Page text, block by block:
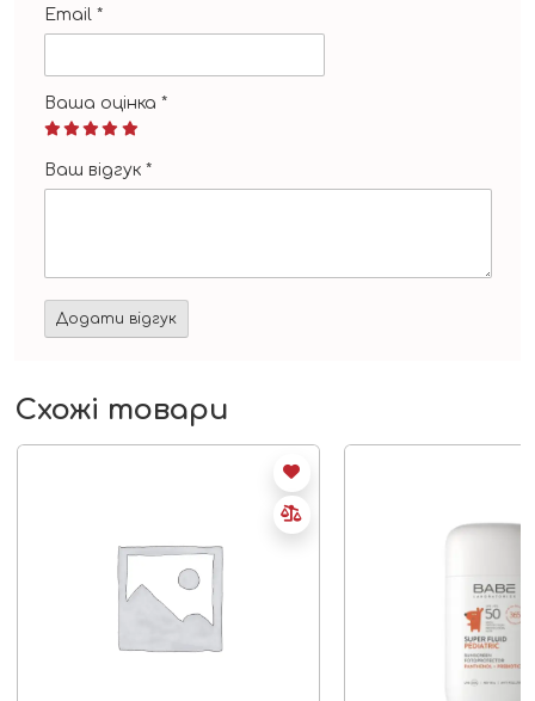
Email *
Ваша оцінка *
Ваш відгук *
Схожі товари